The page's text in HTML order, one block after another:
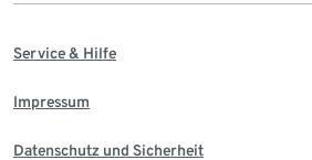
Service & Hilfe
Impressum
Datenschutz und Sicherheit